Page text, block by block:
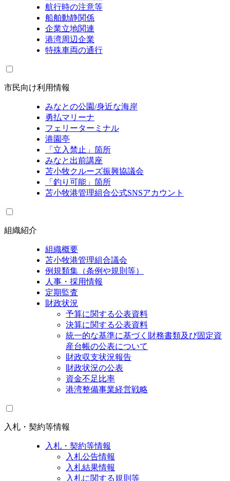
航行時の注意等
船舶動静関係
企業立地関連
港湾周辺企業
特殊車両の通行
市民向け利用情報
みなとの公園/身近な海岸
勇払マリーナ
フェリーターミナル
港園亭
「立入禁止」箇所
みなと出前講座
苫小牧クルーズ振興協議会
「釣り可能」箇所
苫小牧港管理組合公式SNSアカウント
組織紹介
組織概要
苫小牧港管理組合議会
例規類集（条例や規則等）
人事・採用情報
定期監査
財政状況
予算に関する公表資料
決算に関する公表資料
統一的な基準に基づく財務書類及び固定資
産台帳の公表について
財政収支状況報告
財政状況の公表
資金不足比率
港湾整備事業経営戦略
入札・契約等情報
入札・契約等情報
入札公告情報
入札結果情報
入札に関する規則等